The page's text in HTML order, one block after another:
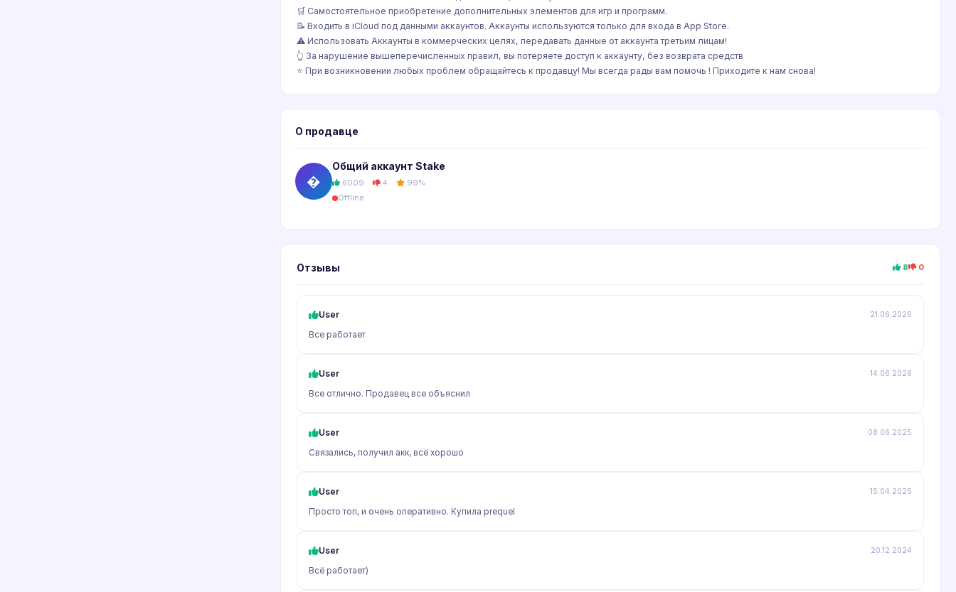
🛒 Самостоятельное приобретение дополнительных элементов для игр и программ.
📝 Входить в iCloud под данными аккаунтов. Аккаунты используются только для входа в App Store.
⚠️ Использовать Аккаунты в коммерческих целях, передавать данные от аккаунта третьим лицам!
👆 За нарушение вышеперечисленных правил, вы потеряете доступ к аккаунту, без возврата средств
⭐️ При возникновении любых проблем обращайтесь к продавцу! Мы всегда рады вам помочь ! Приходите к нам снова!
О продавце
�
Общий аккаунт Stake
6009 4 99%
Offline
Отзывы 8 0
User 21.06.2026
Все работает
User 14.06.2026
Все отлично. Продавец все объяснил
User 08.06.2025
Связались, получил акк, всё хорошо
User 15.04.2025
Просто топ, и очень оперативно. Купила prequel
User 20.12.2024
Всё работает)